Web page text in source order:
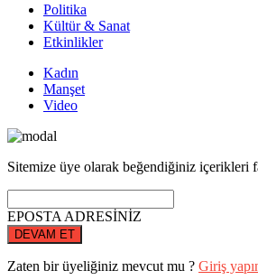
Politika
Kültür & Sanat
Etkinlikler
Kadın
Manşet
Video
Sitemize üye olarak beğendiğiniz içerikleri
EPOSTA ADRESİNİZ
DEVAM ET
Zaten bir üyeliğiniz mevcut mu ? Giriş